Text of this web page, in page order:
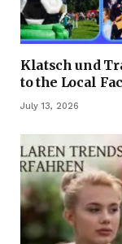
Klatsch und
to the Local
July 13, 2026